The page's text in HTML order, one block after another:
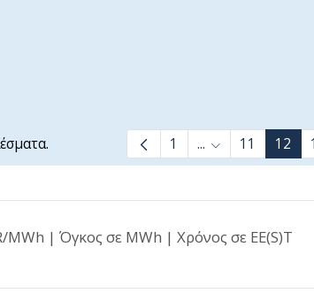
1 ... Ενδιάμεσες
11 12
MWh | Όγκος σε MWh | Χρόνος σε EE(S)T